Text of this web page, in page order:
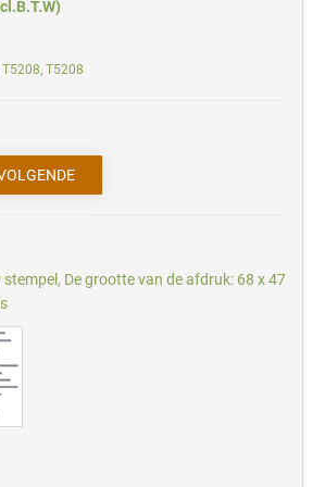
T5208
De grootte van de afdruk: 68 x 47